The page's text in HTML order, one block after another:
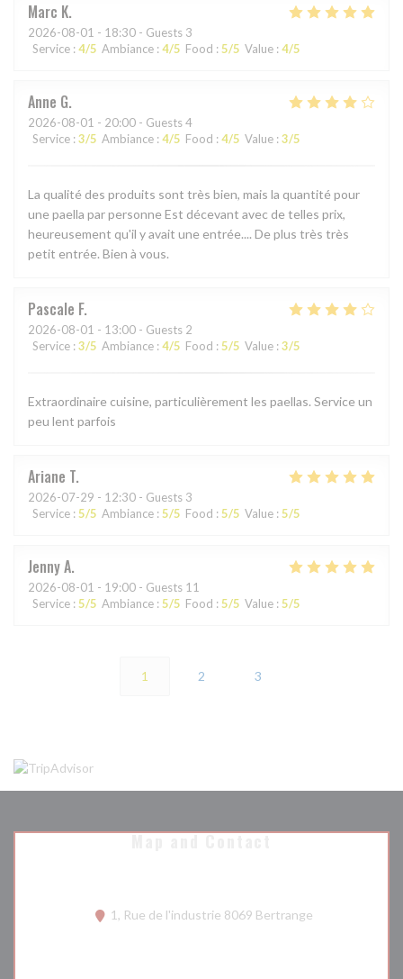
Marc K
2026-08-01 - 18:30 - Guests 3
Service : 4/5 Ambiance : 4/5 Food : 5/5 Value : 4/5
Anne G
2026-08-01 - 20:00 - Guests 4
Service : 3/5 Ambiance : 4/5 Food : 4/5 Value : 3/5
La qualité des produits sont très bien, mais la quantité pour
une paella par personne Est décevant avec de telles prix,
heureusement qu'il y avait une entrée.... De plus très très
petit entrée. Bien à vous.
Pascale F
2026-08-01 - 13:00 - Guests 2
Service : 3/5 Ambiance : 4/5 Food : 5/5 Value : 3/5
Extraordinaire cuisine, particulièrement les paellas. Service un
peu lent parfois
Ariane T
2026-07-29 - 12:30 - Guests 3
Service : 5/5 Ambiance : 5/5 Food : 5/5 Value : 5/5
JennyA
2026-08-01 - 19:00 - Guests 11
Service : 5/5 Ambiance : 5/5 Food : 5/5 Value : 5/5
1 2 3
Map and Contact
1, Rue de l'industrie 8069 Bertrange